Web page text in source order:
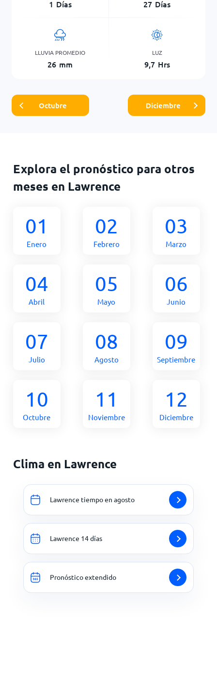
1 Días 27 Días
LLUVIA PROMEDIO
26 mm
LUZ
9,7 Hrs
Octubre Diciembre
Explora el pronóstico para otros
meses en Lawrence
01
Enero
02
Febrero
03
Marzo
04
Abril
05
Mayo
06
Junio
07
Julio
08
Agosto
09
Septiembre
10
Octubre
11
Noviembre
12
Diciembre
Clima en Lawrence
Lawrence tiempo en agosto
Lawrence 14 días
Pronóstico extendido